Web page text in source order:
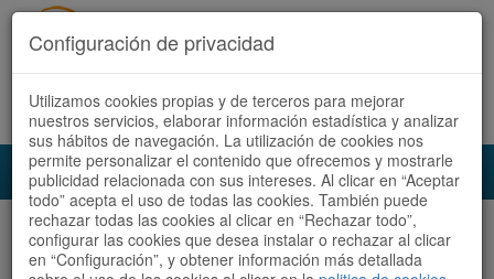
Acceder Registrate ahora Español | Català
Audioruta Todas las rutas
Configuración de privacidad
Utilizamos cookies propias y de terceros para mejorar
nuestros servicios, elaborar información estadística y analizar
sus hábitos de navegación. La utilización de cookies nos
permite personalizar el contenido que ofrecemos y mostrarle
publicidad relacionada con sus intereses. Al clicar en “Aceptar
todo” acepta el uso de todas las cookies. También puede
rechazar todas las cookies al clicar en “Rechazar todo”,
configurar las cookies que desea instalar o rechazar al clicar
en “Configuración”, y obtener información más detallada